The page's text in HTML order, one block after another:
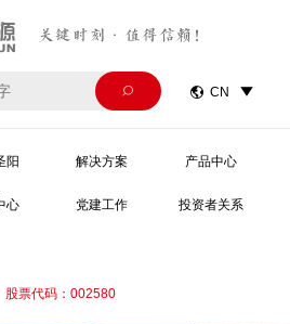
关键时刻·值得信赖！
  CN 
阳 解决方案 产品中心
心 党建工作 投资者关系
股票代码：002580